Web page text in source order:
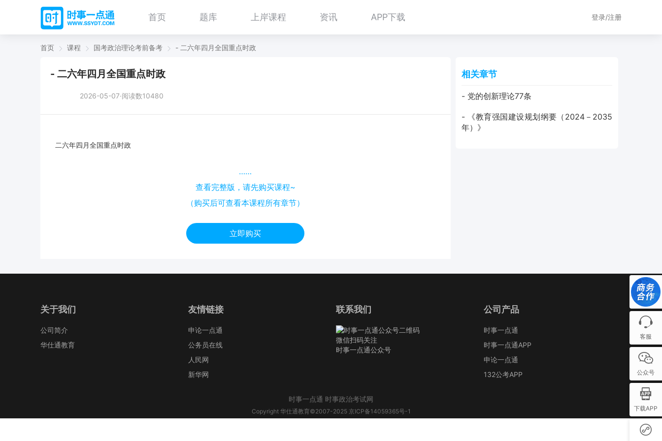
首页 题库 上岸课程 资讯 APP下载 登录/注册
首页 课程 国考政治理论考前备考 - 二六年四月全国重点时政
- 二六年四月全国重点时政
2026-05-07·阅读数10480
二六年四月全国重点时政
……
查看完整版，请先购买课程~
（购买后可查看本课程所有章节）
立即购买
相关章节
- 党的创新理论77条
- 《教育强国建设规划纲要（2024－2035
年）》
客服
公众号
下载APP
关于我们
公司简介
华仕通教育
友情链接
申论一点通
公务员在线
人民网
新华网
联系我们
微信扫码关注
时事一点通公众号
公司产品
时事一点通
时事一点通APP
申论一点通
132公考APP
时事一点通 时事政治考试网
Copyright 华仕通教育©2007-2025 京ICP备14059365号-1